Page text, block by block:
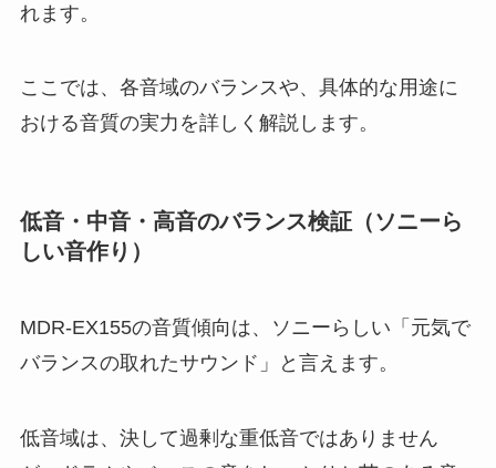
れます。
ここでは、各音域のバランスや、具体的な用途に
おける音質の実力を詳しく解説します。
低音・中音・高音のバランス検証（ソニーら
しい音作り）
MDR-EX155の音質傾向は、ソニーらしい「元気で
バランスの取れたサウンド」と言えます。
低音域は、決して過剰な重低音ではありません